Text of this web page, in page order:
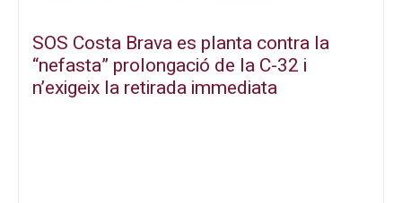
SOS Costa Brava es planta contra la
“nefasta” prolongació de la C-32 i
n’exigeix la retirada immediata